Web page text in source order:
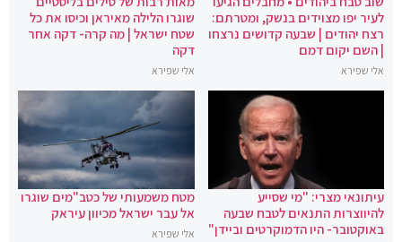
לעיר יפו מצוידים בנשק, ומטרתם:
רצח יהודים | שבעה קדושים נרצחו
| השם יקום דמם
אלי שפירא
שוגרו הלילה מאיראן וכיסו את כל
שטח ישראל | מה קרה- דקה אחר
דקה
אלי שפירא
עיתונאי מצרי: "מי שסייע
להיווצרות התנאים לטבח שבעה
באוקטובר- היו הדמוקרטים וביידן"
מטח משמעותי של כטב"מים שוגרו
אל עבר ישראל מכיוון עיראק
אלי שפירא